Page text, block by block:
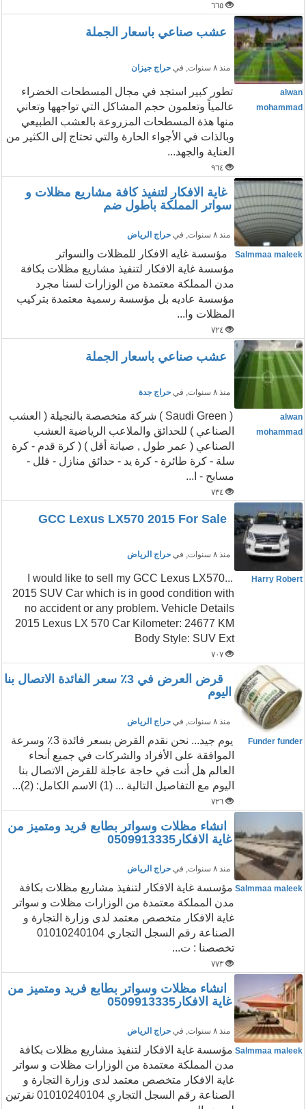
٦٦٥
عشب صناعي باسعار الجملة
منذ ٨ سنوات , في حراج جيزان
alwan
mohammad
تطور كبير استجد في مجال المسطحات الخضراء
عالمياً وتعلمون حجم المشاكل التي تواجهها وتعاني
منها هذة المسطحات المزروعة بالعشب الطبيعي
وبالذات في الأجواء الحارة والتي تحتاج إلى الكثير من
العناية والجهد...
٩٦٤
غاية الافكار لتنفيذ كافة مشاريع مظلات و
سواتر المملكة باطول ضم
منذ ٨ سنوات , في حراج الرياض
Salmmaa maleek
مؤسسة غايه الافكار للمظلات والسواتر
مؤسسة غاية الافكار لتنفيذ مشاريع مظلات بكافة
مدن المملكة معتمدة من الوزارات لسنا مجرد
مؤسسة عاديه بل مؤسسة رسمية معتمدة بتركيب
المظلات وا...
٧٢٤
عشب صناعي باسعار الجملة
منذ ٨ سنوات , في حراج جدة
alwan
mohammad
( Saudi Green ) شركة متخصصة بالنجيلة ( العشب
الصناعي ) للحدائق والملاعب الرياضية العشب
الصناعي ( عمر طول , صيانة أقل ) ( كرة قدم - كرة
سلة - كرة طائرة - كرة يد - حدائق منازل - فلل -
مسابح - ا...
٧٣٤
منذ ٨ سنوات , في حراج الرياض
Harry Robert
...I would like to sell my GCC Lexus LX570
2015 SUV Car which is in good condition with
no accident or any problem. Vehicle Details
2015 Lexus LX 570 Car Kilometer: 24677 KM
Body Style: SUV Ext
٧٠٧
قرض العرض في 3٪ سعر الفائدة الاتصال بنا
اليوم
منذ ٨ سنوات , في حراج الرياض
Funder funder
يوم جيد... نحن نقدم القرض بسعر فائدة 3٪ وسرعة
الموافقة على الأفراد والشركات في جميع أنحاء
العالم هل أنت في حاجة عاجلة للقرض الاتصال بنا
اليوم مع التفاصيل التالية ... (1) الاسم الكامل: (2)...
٧٢٦
انشاء مظلات وسواتر بطابع فريد ومتميز من
غاية الافكار0509913335
منذ ٨ سنوات , في حراج الرياض
Salmmaa maleek مؤسسة غاية الافكار لتنفيذ مشاريع مظلات بكافة
مدن المملكة معتمدة من الوزارات مظلات و سواتر
غاية الافكار متخصص معتمد لدى وزارة التجارة و
الصناعة رقم السجل التجاري 01010240104
تخصصنا : ت...
٧٧٣
انشاء مظلات وسواتر بطابع فريد ومتميز من
غاية الافكار0509913335
منذ ٨ سنوات , في حراج الرياض
Salmmaa maleek مؤسسة غاية الافكار لتنفيذ مشاريع مظلات بكافة
مدن المملكة معتمدة من الوزارات مظلات و سواتر
غاية الافكار متخصص معتمد لدى وزارة التجارة و
الصناعة رقم السجل التجاري 01010240104 نقرتين